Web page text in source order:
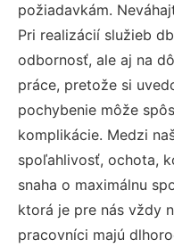
požiadavkám.
Pri realizácií služieb
odbornosť, ale aj na
práce, pretože si
pochybenie môže
komplikácie. Medzi
spoľahlivosť, ochota,
snaha o maximálnu
ktorá je pre nás vždy
pracovníci majú